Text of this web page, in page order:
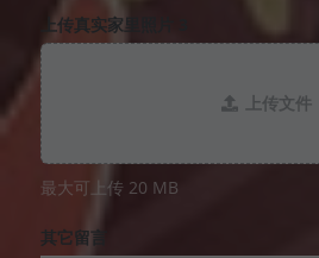
上传真实家里照片 3
上传文件
最大可上传 20 MB
其它留言